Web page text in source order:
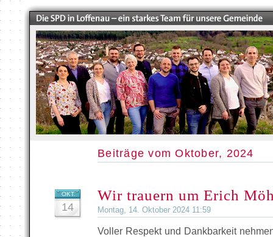
Beiträge vom Oktober, 2024
OKT.
14
Wir trauern um Erich
Montag, 14. Oktober 2024 11:59
Voller Respekt und Dankbarkeit